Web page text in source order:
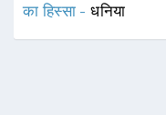
का हिस्सा -धनिया